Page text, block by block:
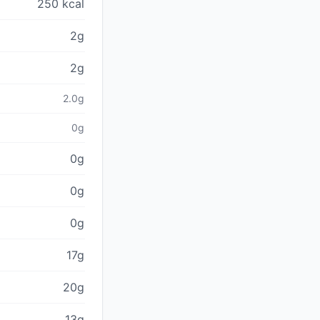
250 kcal
2g
2g
2.0g
0g
0g
0g
0g
17g
20g